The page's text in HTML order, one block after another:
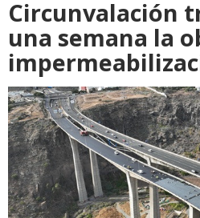
Circunvalación
una semana la